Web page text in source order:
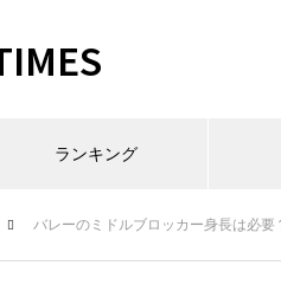
ランキング
バレーのミドルブロッカー身長は必